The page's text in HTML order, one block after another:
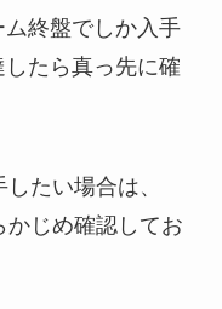
終盤でしか入手
たら真っ先に確
たい場合は、
かじめ確認してお